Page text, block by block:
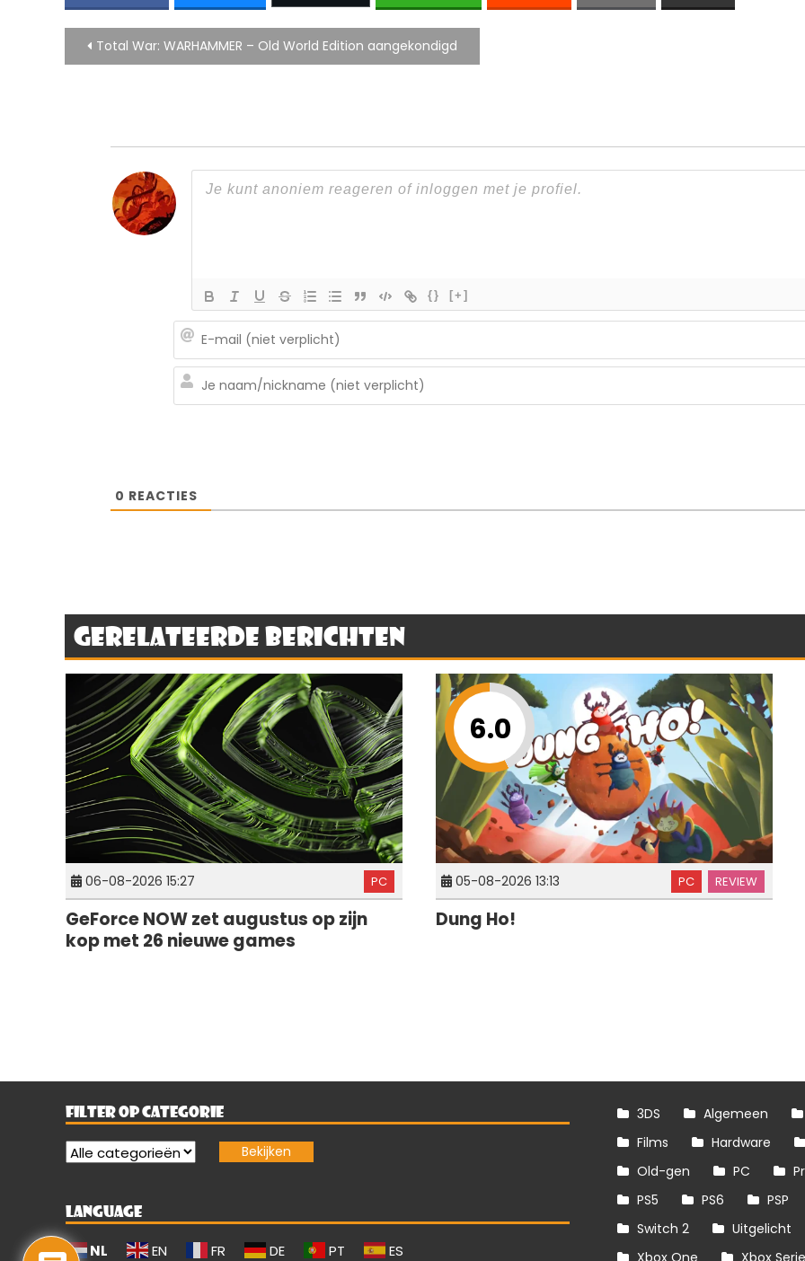
Bericht
Total War: WARHAMMER – Old World Edition aangekondigd
{} [+]
0 REACTIES
Gerelateerde berichten
06-08-2026 15:27 PC
GeForce NOW zet augustus op zijn
kop met 26 nieuwe games
6.0
05-08-2026 13:13 PC REVIEW
Dung Ho!
FILTER OP CATEGORIE
LANGUAGE
NL EN FR DE PT ES
3DS Algemeen
Films
Hardware
Old-gen
PC
PS5
PS6 PSP
Switch 2
Uitgelicht